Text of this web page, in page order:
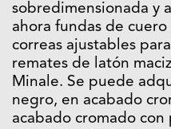
sobredimensionada y
ahora fundas de
correas ajustables
remates de latón
Minale. Se puede
negro, en acabado
acabado cromado